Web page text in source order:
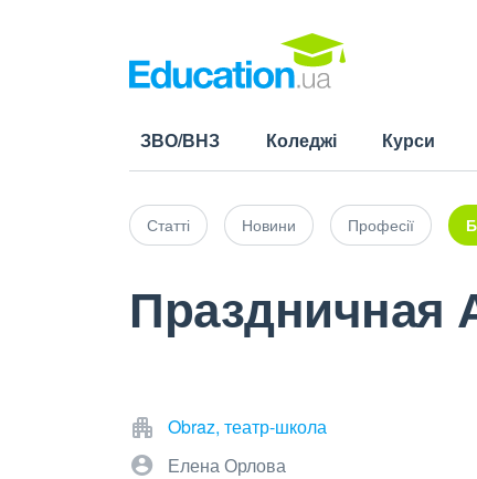
ЗВО/ВНЗ Коледжі Курси
Статті Новини Професії
Праздничная
Obraz, театр-школа
Елена Орлова